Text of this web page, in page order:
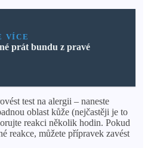
VÍCE
prát bundu z pravé
test na alergii – naneste
oblast kůže (nejčastěji je to
reakci několik hodin. Pokud
reakce, můžete přípravek zavést